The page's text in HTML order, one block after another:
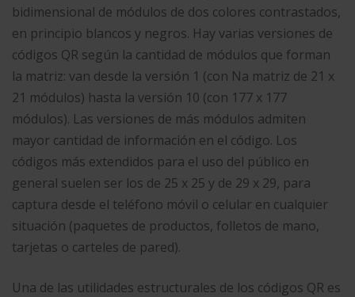
bidimensional de módulos de dos colores contrastados,
en principio blancos y negros. Hay varias versiones de
códigos QR según la cantidad de módulos que forman
la matriz: van desde la versión 1 (con Na matriz de 21 x
21 módulos) hasta la versión 10 (con 177 x 177
módulos). Las versiones de más módulos admiten
mayor cantidad de información en el código. Los
códigos más extendidos para el uso del público en
general suelen ser los de 25 x 25 y de 29 x 29, para
captura desde el teléfono móvil o celular en cualquier
situación (paquetes de productos, folletos de mano,
tarjetas o carteles de pared).
Una de las utilidades estructurales de los códigos QR es